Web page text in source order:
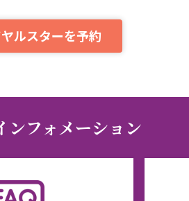
ルスターを予約
ンフォメーション